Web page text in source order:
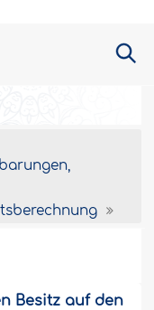
Besitz auf den